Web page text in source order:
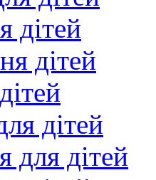
дітей
дітей
дітей
для дітей